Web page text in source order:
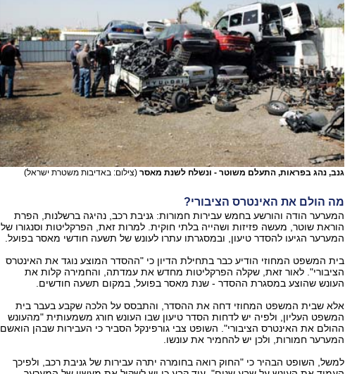
גנב, נהג בפראות, התעלם משוטר - ונשלח לשנת מאסר (צילום: באדיבות משטרת ישראל)
מה הולם את האינטרס הציבורי?
המערער הודה והורשע בחמש עבירות חמורות: גניבת רכב, נהיגה ברשלנות, הפרת
הוראת שוטר, מעשה פזיזות ושהייה בלתי חוקית. למרות זאת, הפרקליטות וסנגורו של
המערער הגיעו להסדר טיעון, ובמסגרתו עתרו לעונש של תשעה חודשי מאסר בפועל.
בית המשפט המחוזי הודיע כבר בתחילת הדיון כי "ההסדר המוצע נוגד את האינטרס
הציבורי". לאור זאת, שקלה הפרקליטות מחדש את עמדתה, והחמירה קלות את
העונש שהוצע במסגרת ההסדר - שנת מאסר בפועל, במקום תשעה חודשים.
אלא שבית המשפט המחוזי דחה את ההסדר, והתבסס על הלכה שקבע בעבר בית
המשפט העליון, ולפיה יש לדחות הסדר טיעון שבו העונש חורג משמעותית "מהעונש
ההולם את האינטרס הציבורי". השופט צבי גורפינקל הסביר כי העבירות שבהן הואשם
המערער חמורות, ולכן יש להחמיר את עונשו.
למשל, השופט הבהיר כי "החוק רואה בחומרה יתרה עבירות של גניבת רכב, ולפיכך